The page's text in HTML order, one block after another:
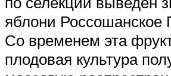
яблони Россошанское
Со временем эта
плодовая культура